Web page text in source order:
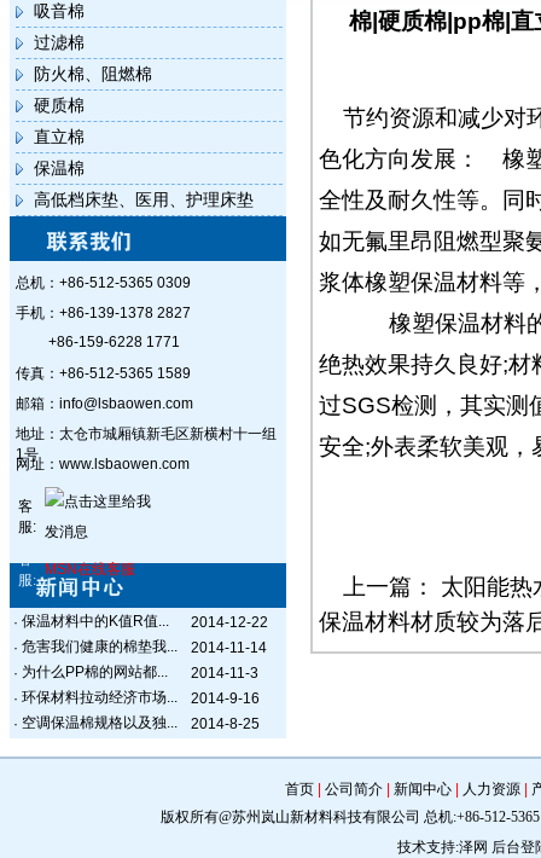
吸音棉
过滤棉
防火棉、阻燃棉
硬质棉
直立棉
保温棉
高低档床垫、医用、护理床垫
总机：+86-512-5365 0309
手机：+86-139-1378 2827
+86-159-6228 1771
传真：+86-512-5365 1589
邮箱：info@lsbaowen.com
地址：太仓市城厢镇新毛区新横村十一组
1号
网址：www.lsbaowen.com
客
服:
客
服:
MSN在线客服
· 保温材料中的K值R值...
2014-12-22
· 危害我们健康的棉垫我...
2014-11-14
· 为什么PP棉的网站都...
2014-11-3
· 环保材料拉动经济市场...
2014-9-16
· 空调保温棉规格以及独... 2014-8-25
棉|硬质棉|pp棉|
节约资源和减少对
色化方向发展： 橡
全性及耐久性等。同
如无氟里昂阻燃型聚
浆体橡塑保温材料等
橡塑保温材料的
绝热效果持久良好;材
过SGS检测，其实测
安全;外表柔软美观，
上一篇： 太阳能热
保温材料材质较为落
首页| 公司简介| 新闻中心| 人力资源|
版权所有@苏州岚山新材料科技有限公司 总机:+86-512-5365
技术支持:泽网 后台登